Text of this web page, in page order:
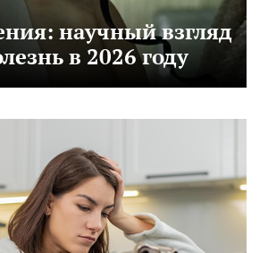
научный взгляд
в 2026 году